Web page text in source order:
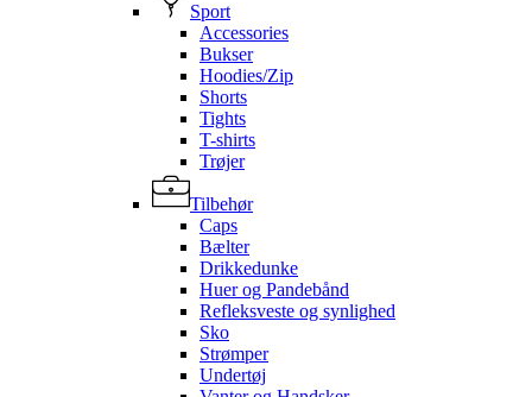
Sport
Accessories
Bukser
Hoodies/Zip
Shorts
Tights
T-shirts
Trøjer
Tilbehør
Caps
Bælter
Drikkedunke
Huer og Pandebånd
Refleksveste og synlighed
Sko
Strømper
Undertøj